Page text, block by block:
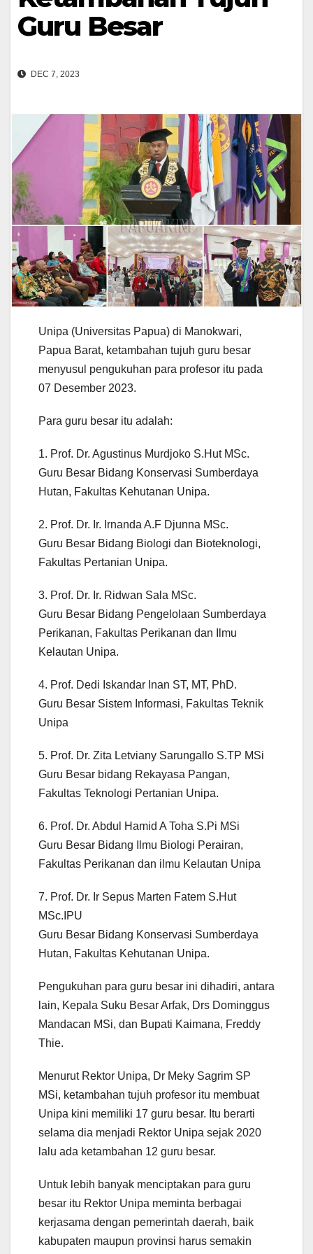
Guru Besar
DEC 7, 2023
Unipa (Universitas Papua) di Manokwari,
Papua Barat, ketambahan tujuh guru besar
menyusul pengukuhan para profesor itu pada
07 Desember 2023.
Para guru besar itu adalah:
1. Prof. Dr. Agustinus Murdjoko S.Hut MSc.
Guru Besar Bidang Konservasi Sumberdaya
Hutan, Fakultas Kehutanan Unipa.
2. Prof. Dr. Ir. Irnanda A.F Djunna MSc.
Guru Besar Bidang Biologi dan Bioteknologi,
Fakultas Pertanian Unipa.
3. Prof. Dr. Ir. Ridwan Sala MSc.
Guru Besar Bidang Pengelolaan Sumberdaya
Perikanan, Fakultas Perikanan dan Ilmu
Kelautan Unipa.
4. Prof. Dedi Iskandar Inan ST, MT, PhD.
Guru Besar Sistem Informasi, Fakultas Teknik
Unipa
5. Prof. Dr. Zita Letviany Sarungallo S.TP MSi
Guru Besar bidang Rekayasa Pangan,
Fakultas Teknologi Pertanian Unipa.
6. Prof. Dr. Abdul Hamid A Toha S.Pi MSi
Guru Besar Bidang Ilmu Biologi Perairan,
Fakultas Perikanan dan ilmu Kelautan Unipa
7. Prof. Dr. Ir Sepus Marten Fatem S.Hut
MSc.IPU
Guru Besar Bidang Konservasi Sumberdaya
Hutan, Fakultas Kehutanan Unipa.
Pengukuhan para guru besar ini dihadiri, antara
lain, Kepala Suku Besar Arfak, Drs Dominggus
Mandacan MSi, dan Bupati Kaimana, Freddy
Thie.
Menurut Rektor Unipa, Dr Meky Sagrim SP
MSi, ketambahan tujuh profesor itu membuat
Unipa kini memiliki 17 guru besar. Itu berarti
selama dia menjadi Rektor Unipa sejak 2020
lalu ada ketambahan 12 guru besar.
Untuk lebih banyak menciptakan para guru
besar itu Rektor Unipa meminta berbagai
kerjasama dengan pemerintah daerah, baik
kabupaten maupun provinsi harus semakin